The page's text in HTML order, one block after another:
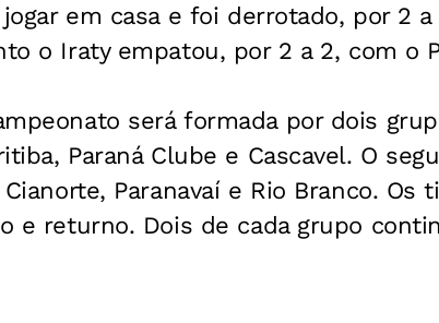
em casa e foi derrotado, por 2 a
o Iraty empatou, por 2 a 2, com o
será formada por dois
Paraná Clube e Cascavel. O
Paranavaí e Rio Branco. Os
e returno. Dois de cada grupo